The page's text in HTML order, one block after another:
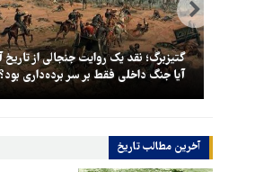
گتیزبرگ؛ نقد یک روایت جنجالی از تاریخ
آیا جنگ داخلی فقط بر سر برده‌داری بود؟
آخرین مطالب تاریخ